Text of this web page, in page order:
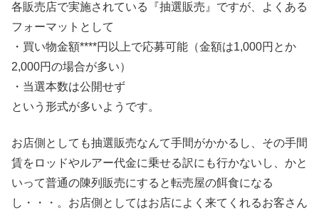
各販売店で実施されている『抽選販売』ですが、よくある
フォーマットとして
・買い物金額****円以上で応募可能（金額は1,000円とか
2,000円の場合が多い）
・当選本数は公開せず
という形式が多いようです。
お店側としても抽選販売なんて手間がかかるし、その手間
賃をロッドやルアー代金に乗せる訳にも行かないし、かと
いって普通の陳列販売にすると転売屋の餌食になる
し・・・。お店側としてはお店によく来てくれるお客さん